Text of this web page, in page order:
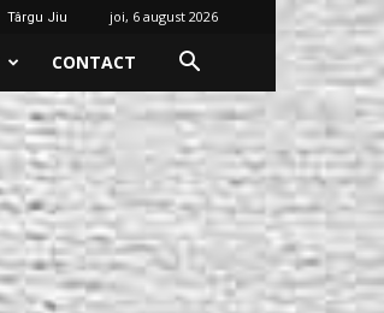
Târgu Jiu joi, 6 august 2026
CONTACT